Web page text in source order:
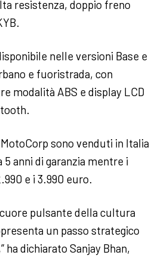
resistenza, doppio freno
nelle versioni Base e
e fuoristrada, con
modalità ABS e display LCD
sono venduti in Italia
anni di garanzia mentre i
e i 3.990 euro.
cuore pulsante della cultura
un passo strategico
ha dichiarato Sanjay Bhan,